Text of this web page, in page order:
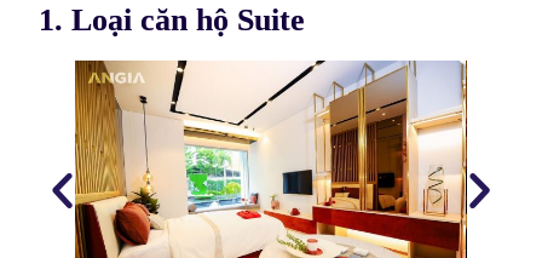
1. Loại căn hộ Suite